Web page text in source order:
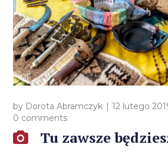
by Dorota Abramczyk 12 lutego
0 comments
Tu zawsze